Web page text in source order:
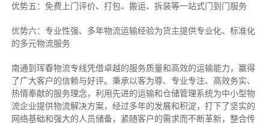
优势五：免费上门评价、打包、搬运、拆装等一站式门到门服务
优势六：专业性强、多年物流运输经验为货主提供专业化、标准化
的多元物流服务
南通到珲春物流专线凭借卓越的服务质量和高效的运输能力，赢得
了广大客户的信赖与好评。 秉承以客为尊、专业专注、高效务实、
热情奉献的服务理念，利用先进的运输和仓储管理系统为中小型物
流企业提供物流解决方案，经过多年的发展和积淀，打下了坚实的
网络基础和强大的人员储备，紧随客户的需求而不断革新，整合传